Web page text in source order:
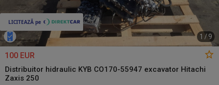
1 / 9
100 EUR
Distribuitor hidraulic KYB CO170-55947 excavator Hitachi
Zaxis 250